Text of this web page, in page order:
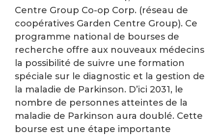
Centre Group Co-op Corp. (réseau de
coopératives Garden Centre Group). Ce
programme national de bourses de
recherche offre aux nouveaux médecins
la possibilité de suivre une formation
spéciale sur le diagnostic et la gestion de
la maladie de Parkinson. D’ici 2031, le
nombre de personnes atteintes de la
maladie de Parkinson aura doublé. Cette
bourse est une étape importante